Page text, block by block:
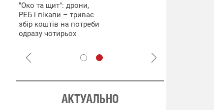
"Око та щит": дрони,
РЕБ і пікапи – триває
збір коштів на потреби
одразу чотирьох
АКТУАЛЬНО